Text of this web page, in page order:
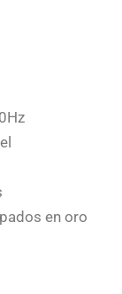
en oro